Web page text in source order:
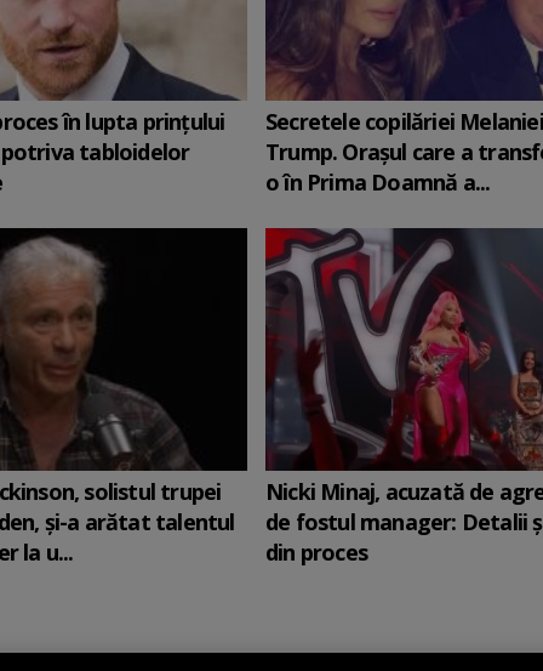
în lupta prinţului
tabloidelor
Secretele copilăriei Melaniei
Trump. Orașul care a
o în Prima Doamnă a...
solistul trupei
şi-a arătat talentul
la u...
Nicki Minaj, acuzată de
de fostul manager: Detalii
din proces